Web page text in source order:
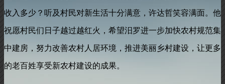
收入多少？听及村民对新生活十分满意 ， 许达哲笑容满面。他
祝愿村民们日子越过越红火 ， 希望汨罗进一步加快农村规范集
中建房，努力改善农村人居环境 ， 推进美丽乡村建设，让更多
的老百姓享受新农村建设的成果。